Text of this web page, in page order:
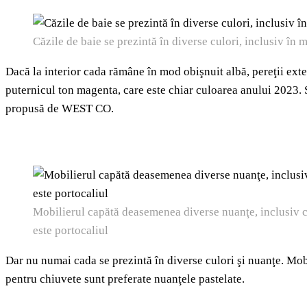
Căzile de baie se prezintă în diverse culori, inclusiv în
Dacă la interior cada rămâne în mod obişnuit albă, pereţii
puternicul ton magenta, care este chiar culoarea anului
propusă de WEST CO.
Mobilierul capătă deasemenea diverse nuanţe, inclusiv
este portocaliul
Dar nu numai cada se prezintă în diverse culori şi nuanţe.
pentru chiuvete sunt preferate nuanţele pastelate.